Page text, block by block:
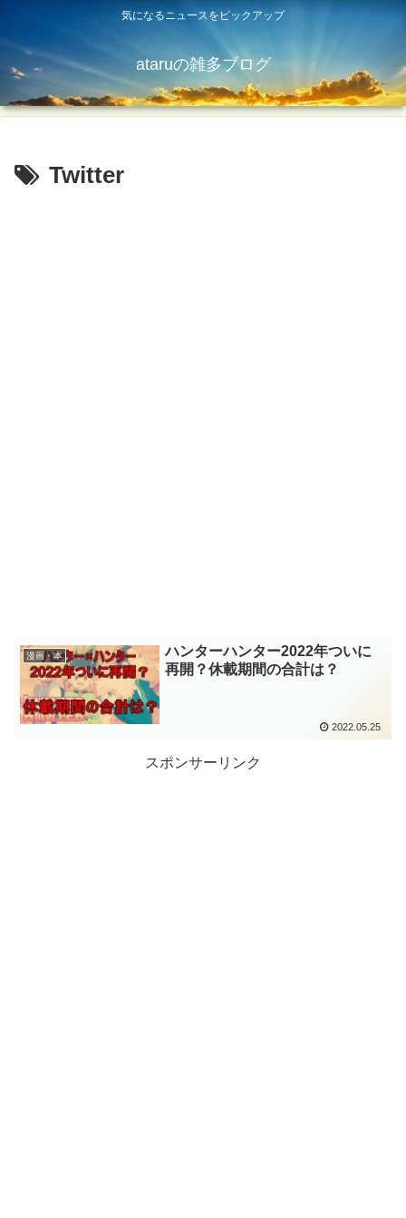
気になるニュースをピックアップ
ataruの雑多ブログ
Twitter
漫画・本
ハンターハンター2022年ついに
再開？休載期間の合計は？
2022.05.25
スポンサーリンク